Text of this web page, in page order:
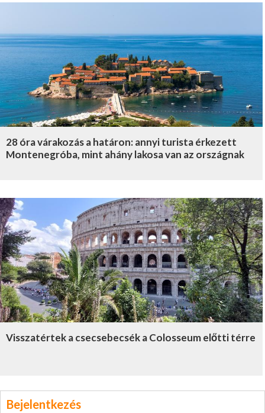
28 óra várakozás a határon: annyi turista érkezett
Montenegróba, mint ahány lakosa van az országnak
Visszatértek a csecsebecsék a Colosseum előtti térre
Bejelentkezés